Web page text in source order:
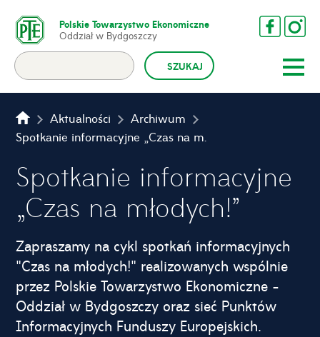
Polskie Towarzystwo Ekonomiczne
Oddział w Bydgoszczy
Aktualności
Archiwum
Spotkanie informacyjne „Czas na młodych!”
Spotkanie informacyjne
„Czas na młodych!”
Zapraszamy na cykl spotkań informacyjnych
"Czas na młodych!" realizowanych wspólnie
przez Polskie Towarzystwo Ekonomiczne -
Oddział w Bydgoszczy oraz sieć Punktów
Informacyjnych Funduszy Europejskich.